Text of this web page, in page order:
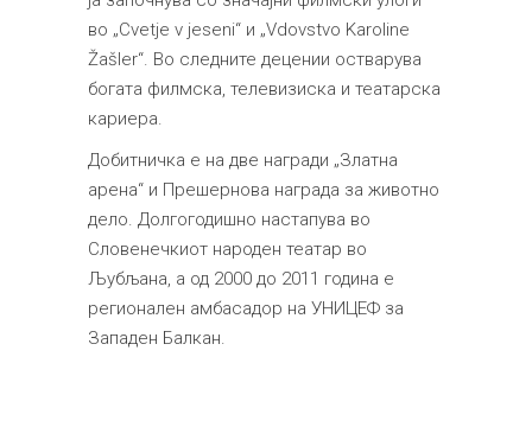
во „Cvetje v jeseni“ и „Vdovstvo Karoline
Žašler“. Во следните децении остварува
богата филмска, телевизиска и театарска
кариера.
Добитничка е на две награди „Златна
арена“ и Прешернова награда за животно
дело. Долгогодишно настапува во
Словенечкиот народен театар во
Љубљана, а од 2000 до 2011 година е
регионален амбасадор на УНИЦЕФ за
Западен Балкан.